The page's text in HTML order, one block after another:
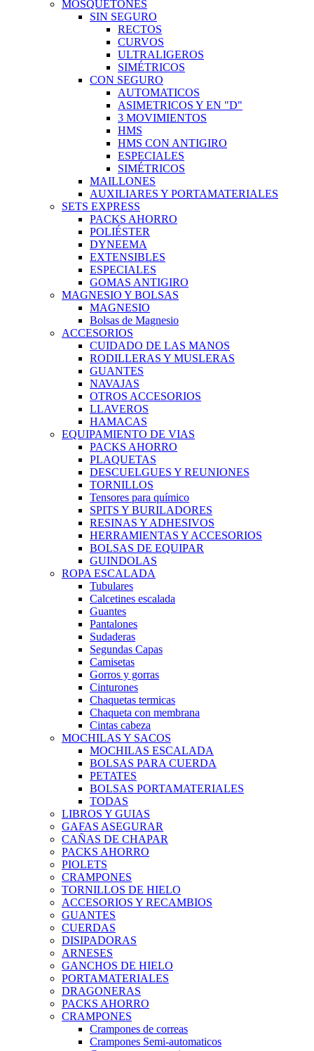
MOSQUETONES
SIN SEGURO
RECTOS
CURVOS
ULTRALIGEROS
SIMÉTRICOS
CON SEGURO
AUTOMATICOS
ASIMETRICOS Y EN "D"
3 MOVIMIENTOS
HMS
HMS CON ANTIGIRO
ESPECIALES
SIMÉTRICOS
MAILLONES
AUXILIARES Y PORTAMATERIALES
SETS EXPRESS
PACKS AHORRO
POLIÉSTER
DYNEEMA
EXTENSIBLES
ESPECIALES
GOMAS ANTIGIRO
MAGNESIO Y BOLSAS
MAGNESIO
Bolsas de Magnesio
ACCESORIOS
CUIDADO DE LAS MANOS
RODILLERAS Y MUSLERAS
GUANTES
NAVAJAS
OTROS ACCESORIOS
LLAVEROS
HAMACAS
EQUIPAMIENTO DE VIAS
PACKS AHORRO
PLAQUETAS
DESCUELGUES Y REUNIONES
TORNILLOS
Tensores para químico
SPITS Y BURILADORES
RESINAS Y ADHESIVOS
HERRAMIENTAS Y ACCESORIOS
BOLSAS DE EQUIPAR
GUINDOLAS
ROPA ESCALADA
Tubulares
Calcetines escalada
Guantes
Pantalones
Sudaderas
Segundas Capas
Camisetas
Gorros y gorras
Cinturones
Chaquetas termicas
Chaqueta con membrana
Cintas cabeza
MOCHILAS Y SACOS
MOCHILAS ESCALADA
BOLSAS PARA CUERDA
PETATES
BOLSAS PORTAMATERIALES
TODAS
LIBROS Y GUIAS
GAFAS ASEGURAR
CAÑAS DE CHAPAR
PACKS AHORRO
PIOLETS
CRAMPONES
TORNILLOS DE HIELO
ACCESORIOS Y RECAMBIOS
GUANTES
CUERDAS
DISIPADORAS
ARNESES
GANCHOS DE HIELO
PORTAMATERIALES
DRAGONERAS
PACKS AHORRO
CRAMPONES
Crampones de correas
Crampones Semi-automaticos